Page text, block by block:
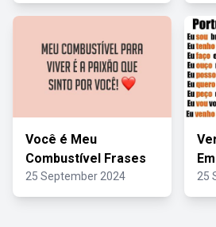
Você é Meu
Combustível Frases
25 September 2024 25